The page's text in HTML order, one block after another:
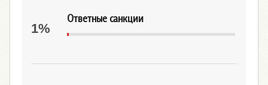
Ответные санкции
1%